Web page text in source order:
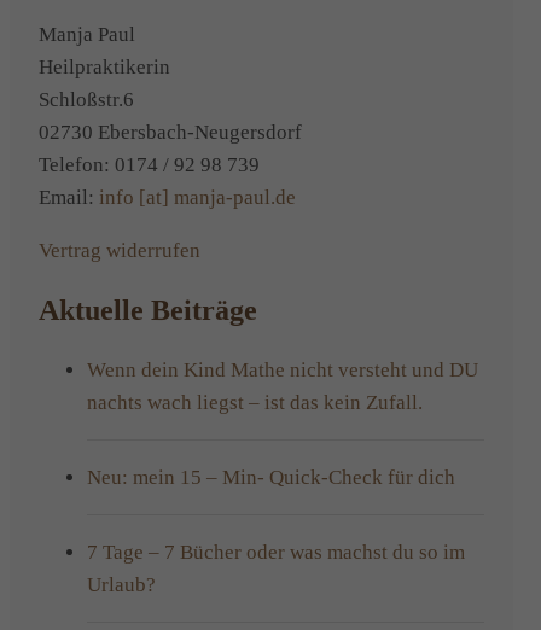
Manja Paul
Heilpraktikerin
Schloßstr.6
02730 Ebersbach-Neugersdorf
Telefon: 0174 / 92 98 739
Email: info [at] manja-paul.de
Vertrag widerrufen
Aktuelle Beiträge
Wenn dein Kind Mathe nicht versteht und DU
nachts wach liegst – ist das kein Zufall.
Neu: mein 15 – Min- Quick-Check für dich
7 Tage – 7 Bücher oder was machst du so im
Urlaub?